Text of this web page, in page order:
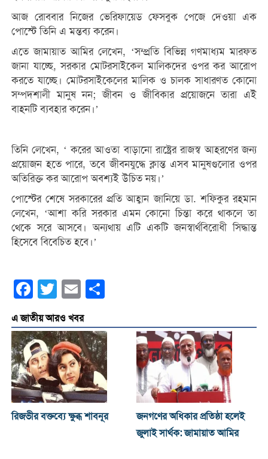
আজ রোববার নিজের ভেরিফায়েড ফেসবুক পেজে দেওয়া এক
পোস্টে তিনি এ মন্তব্য করেন।
এতে জামায়াত আমির লেখেন, ‘সম্প্রতি বিভিন্ন গণমাধ্যম মারফত
জানা যাচ্ছে, সরকার মোটরসাইকেল মালিকদের ওপর কর আরোপ
করতে যাচ্ছে। মোটরসাইকেলের মালিক ও চালক সাধারণত কোনো
সম্পদশালী মানুষ নন; জীবন ও জীবিকার প্রয়োজনে তারা এই
বাহনটি ব্যবহার করেন।’
তিনি লেখেন, ‘ করের আওতা বাড়ানো রাষ্ট্রের রাজস্ব আহরণের জন্য
প্রয়োজন হতে পারে, তবে জীবনযুদ্ধে ক্লান্ত এসব মানুষগুলোর ওপর
অতিরিক্ত কর আরোপ অবশ্যই উচিত নয়।’
পোস্টের শেষে সরকারের প্রতি আহ্বান জানিয়ে ডা. শফিকুর রহমান
লেখেন, ‘আশা করি সরকার এমন কোনো চিন্তা করে থাকলে তা
থেকে সরে আসবে। অন্যথায় এটি একটি জনস্বার্থবিরোধী সিদ্ধান্ত
হিসেবে বিবেচিত হবে।’
Facebook
Twitter Email
এ জাতীয় আরও খবর
রিজভীর বক্তব্যে ক্ষুব্ধ শাবনূর
জনগণের অধিকার প্রতিষ্ঠা হলেই
জুলাই সার্থক: জামায়াত আমির